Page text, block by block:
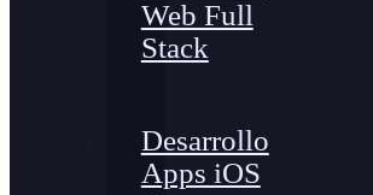
Web Full
Stack
Desarrollo
Apps iOS